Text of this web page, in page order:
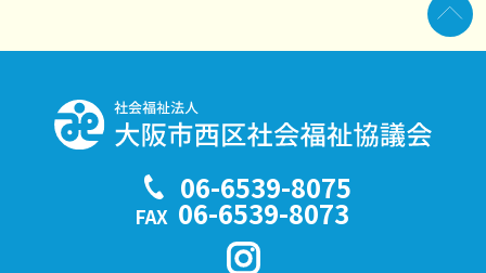
TEL 06-6539-8075
FAX 06-6539-8073